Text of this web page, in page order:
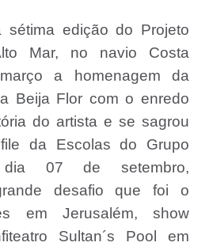
sétima edição do Projeto
Mar, no navio Costa
a homenagem da
Beija Flor com o enredo
do artista e se sagrou
da Escolas do Grupo
07 de setembro,
desafio que foi o
em Jerusalém, show
Sultan´s Pool em